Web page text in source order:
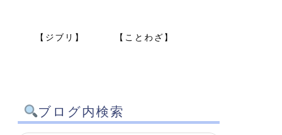
【ジブリ】 【ことわざ】
ブログ内検索